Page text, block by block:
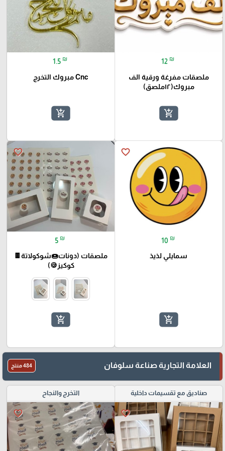
12 ₪
ملصقات مفرغة ورقية الف
مبروك(١٢ملصق)
add_shopping_cart
1.5 ₪
Cnc مبروك التخرج
add_shopping_cart
favorite_border
10 ₪
سمايلي لذيذ
add_shopping_cart
favorite_border
5 ₪
ملصقات (دونات🍩شوكولاتة🍫
كوكيز🍪)
add_shopping_cart
العلامة التجارية صناعة سلوفان 484 منتج
صناديق مع تقسيمات داخلية
favorite_border
التخرج والنجاح
favorite_border